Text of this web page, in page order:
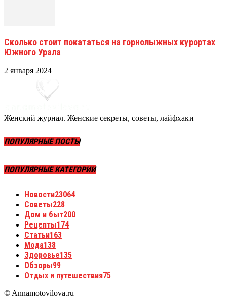
Сколько стоит покататься на горнолыжных курортах
Южного Урала
2 января 2024
Женский журнал. Женские секреты, советы, лайфхаки
ПОПУЛЯРНЫЕ ПОСТЫ
ПОПУЛЯРНЫЕ КАТЕГОРИИ
Новости23064
Советы228
Дом и быт200
Рецепты174
Статьи163
Мода138
Здоровье135
Обзоры99
Отдых и путешествия75
© Annamotovilova.ru